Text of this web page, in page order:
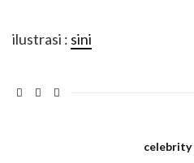
ilustrasi : sini
celebrity